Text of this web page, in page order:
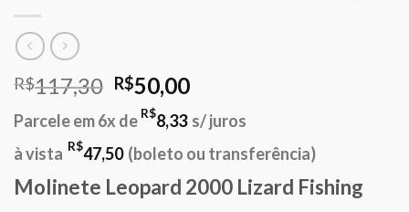
R$117,30 O
preço
original
era:
R$117,30.
R$50,00O
atual
é:
R$50,00.
Parcele em 6x de R$8,33 s/ juros
à vista R$47,50 (boleto ou transferência)
Molinete Leopard 2000 Lizard Fishing